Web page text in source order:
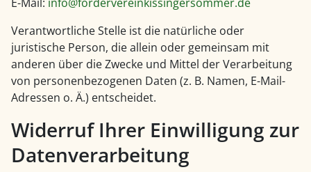
Verantwortliche Stelle ist die natürliche oder
juristische Person, die allein oder gemeinsam mit
anderen über die Zwecke und Mittel der Verarbeitung
von personenbezogenen Daten (z. B. Namen, E-Mail-
Adressen o. Ä.) entscheidet.
Widerruf Ihrer Einwilligung zur
Datenverarbeitung